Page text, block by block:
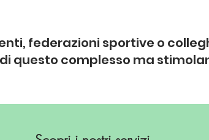
federazioni sportive o
questo complesso ma